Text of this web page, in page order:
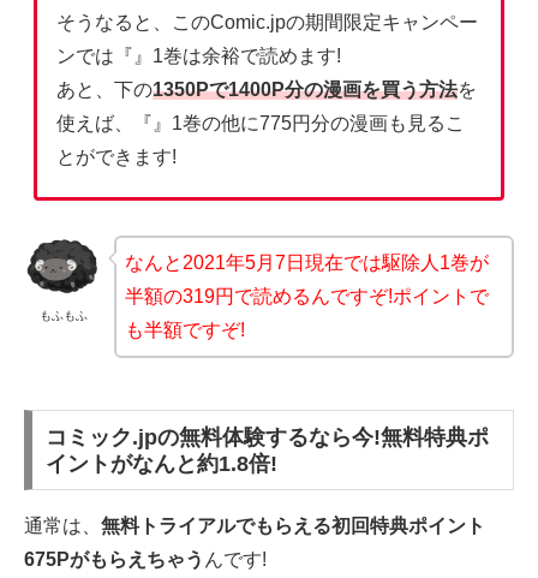
そうなると、このComic.jpの期間限定キャンペー
ンでは『』1巻は余裕で読めます!
あと、下の1350Pで1400P分の漫画を買う方法を
使えば、『』1巻の他に775円分の漫画も見るこ
とができます!
もふもふ
なんと2021年5月7日現在では駆除人1巻が
半額の319円で読めるんですぞ!ポイントで
も半額ですぞ!
コミック.jpの無料体験するなら今!無料特典ポ
イントがなんと約1.8倍!
通常は、 無料トライアルでもらえる初回特典ポイント
675Pがもらえちゃう んです!